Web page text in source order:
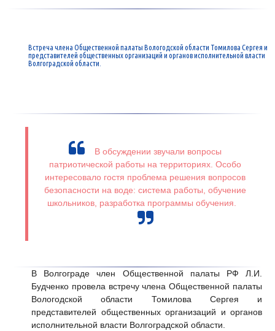
Встреча члена Общественной палаты Вологодской области Томилова Сергея и
представителей общественных организаций и органов исполнительной власти
Волгоградской области.
В обсуждении звучали вопросы
патриотической работы на территориях. Особо
интересовало гостя проблема решения вопросов
безопасности на воде: система работы, обучение
школьников, разработка программы обучения.
В Волгограде член Общественной палаты РФ Л.И.
Будченко провела встречу члена Общественной палаты
Вологодской области Томилова Сергея и
представителей общественных организаций и органов
исполнительной власти Волгоградской области.